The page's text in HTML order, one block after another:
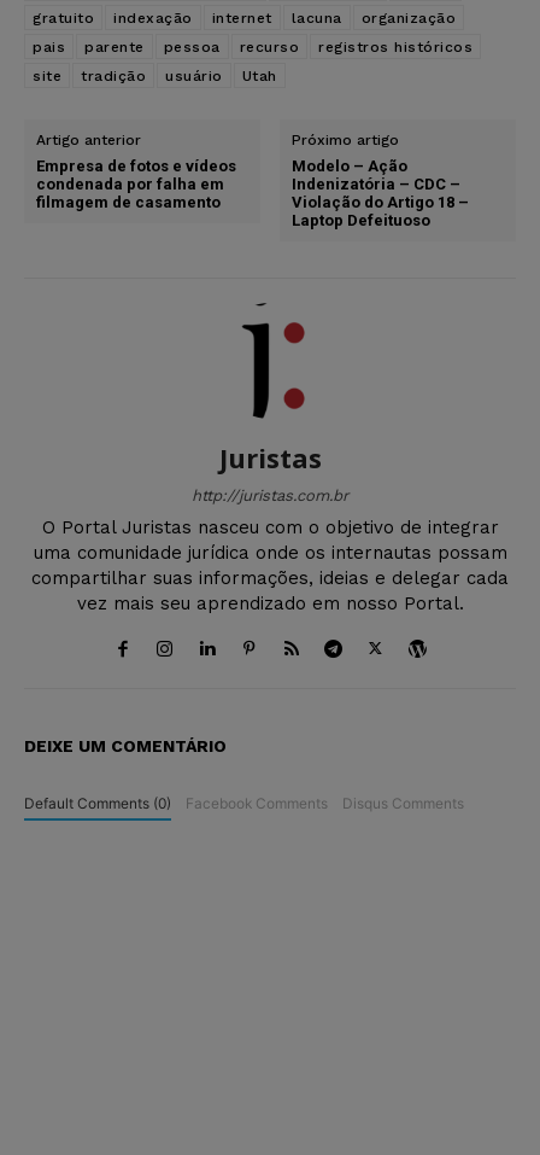
gratuito
indexação internet lacuna
organização
pais
parente pessoa recurso
registros históricos
site
tradição usuário Utah
Artigo anterior
Empresa de fotos e vídeos
condenada por falha em
filmagem de casamento
Próximo artigo
Modelo – Ação
Indenizatória – CDC –
Violação do Artigo 18 –
Laptop Defeituoso
Juristas
http://juristas.com.br
O Portal Juristas nasceu com o objetivo de integrar
uma comunidade jurídica onde os internautas possam
compartilhar suas informações, ideias e delegar cada
vez mais seu aprendizado em nosso Portal.
DEIXE UM COMENTÁRIO
Default Comments (0) Facebook Comments Disqus Comments